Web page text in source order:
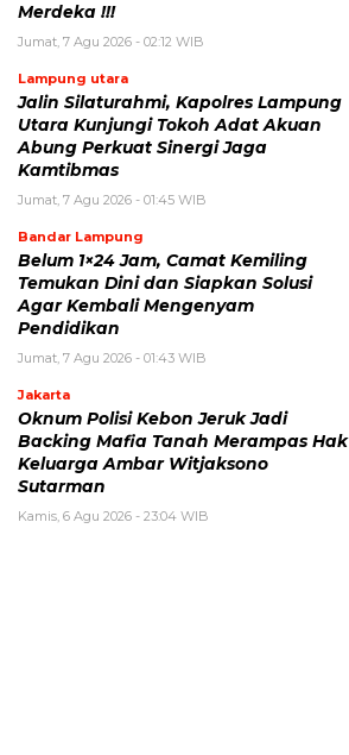
Merdeka !!!
Jumat, 7 Agu 2026 - 02:12 WIB
Lampung utara
Jalin Silaturahmi, Kapolres Lampung
Utara Kunjungi Tokoh Adat Akuan
Abung Perkuat Sinergi Jaga
Kamtibmas
Jumat, 7 Agu 2026 - 01:45 WIB
Bandar Lampung
Belum 1×24 Jam, Camat Kemiling
Temukan Dini dan Siapkan Solusi
Agar Kembali Mengenyam
Pendidikan
Jumat, 7 Agu 2026 - 01:43 WIB
Jakarta
Oknum Polisi Kebon Jeruk Jadi
Backing Mafia Tanah Merampas Hak
Keluarga Ambar Witjaksono
Sutarman
Kamis, 6 Agu 2026 - 23:04 WIB